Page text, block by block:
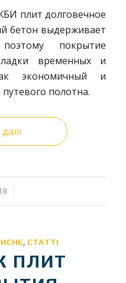
плит долговечное
бетон выдерживает
покрытие
временных и
экономичный и
полотна.
, СТАТТІ
ПЛИТ